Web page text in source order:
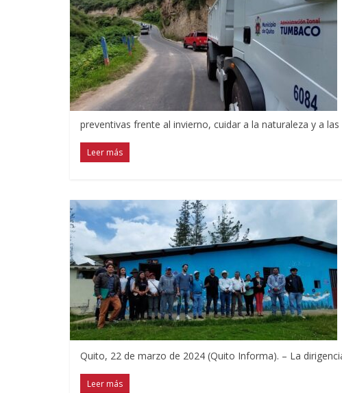
preventivas frente al invierno, cuidar a la naturaleza y a las
Leer más
Quito, 22 de marzo de 2024 (Quito Informa). – La
Leer más